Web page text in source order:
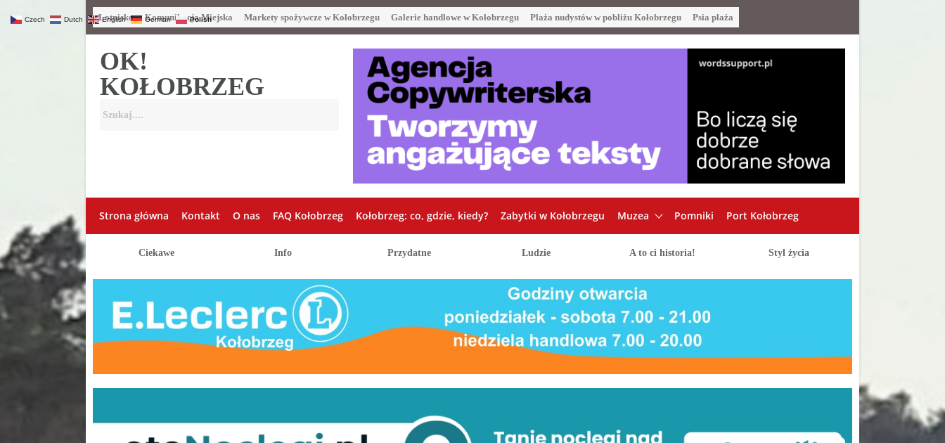
Lotnisko Komunikacja Miejska Markety spożywcze w Kołobrzegu Galerie handlowe w Kołobrzegu Plaża nudystów w pobliżu Kołobrzegu Psia plaża
OK!
KOŁOBRZEG
Strona główna Kontakt O nas FAQ Kołobrzeg Kołobrzeg: co, gdzie, kiedy? Zabytki w Kołobrzegu Muzea Pomniki Port Kołobrzeg
Ciekawe Info Przydatne Ludzie A to ci historia! Styl życia
Czech Dutch English German Polish